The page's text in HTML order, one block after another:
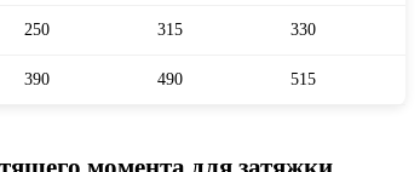
250 315 330
390 490 515